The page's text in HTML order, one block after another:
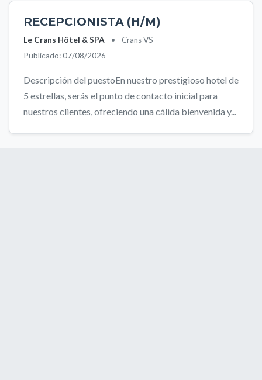
RECEPCIONISTA (H/M)
Le Crans Hôtel & SPA •
Crans VS
Publicado: 07/08/2026
Descripción del puestoEn nuestro prestigioso hotel de
5 estrellas, serás el punto de contacto inicial para
nuestros clientes, ofreciendo una cálida bienvenida y...